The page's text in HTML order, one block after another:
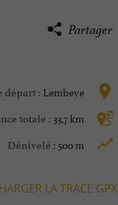
Partager
départ : Lembeye
totale : 33,7 km
Dénivelé : 500 m
LA TRACE GPX